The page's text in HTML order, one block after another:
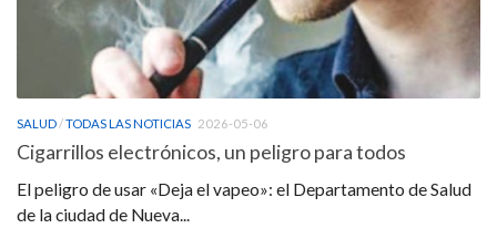
SALUD/TODAS LAS NOTICIAS 2026-05-06
Cigarrillos electrónicos, un peligro para todos
El peligro de usar «Deja el vapeo»: el Departamento de Salud
de la ciudad de Nueva...